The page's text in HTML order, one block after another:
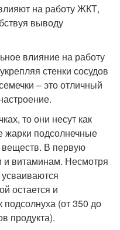
на работу ЖКТ,
выводу
влияние на работу
стенки сосудов
– это отличный
то они несут как
жарки подсолнечные
веществ. В первую
и витаминам. Несмотря
остается и
(от 350 до
продукта).